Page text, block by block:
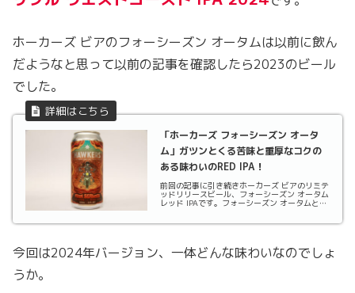
ホーカーズ ビアのフォーシーズン オータムは以前に飲ん
だようなと思って以前の記事を確認したら2023のビール
でした。
「ホーカーズ フォーシーズン オータ
ム」ガツンとくる苦味と重厚なコクの
ある味わいのRED IPA！
前回の記事に引き続きホーカーズ ビアのリミテ
ッドリリースビール、フォーシーズン オータム
レッド IPAです。フォーシーズン オータムとい
今回は2024年バージョン、一体どんな味わいなのでしょ
うか。